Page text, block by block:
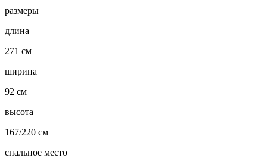
размеры
длина
271 см
ширина
92 см
высота
167/220 см
спальное место